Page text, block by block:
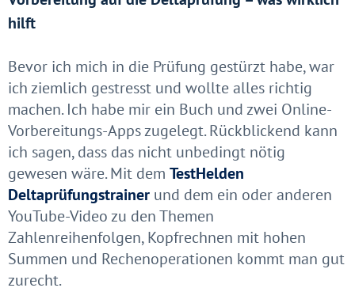
hilft
Bevor ich mich in die Prüfung gestürzt habe, war
ich ziemlich gestresst und wollte alles richtig
machen. Ich habe mir ein Buch und zwei Online-
Vorbereitungs-Apps zugelegt. Rückblickend kann
ich sagen, dass das nicht unbedingt nötig
gewesen wäre. Mit dem TestHelden
Deltaprüfungstrainer und dem ein oder anderen
YouTube-Video zu den Themen
Zahlenreihenfolgen, Kopfrechnen mit hohen
Summen und Rechenoperationen kommt man gut
zurecht.